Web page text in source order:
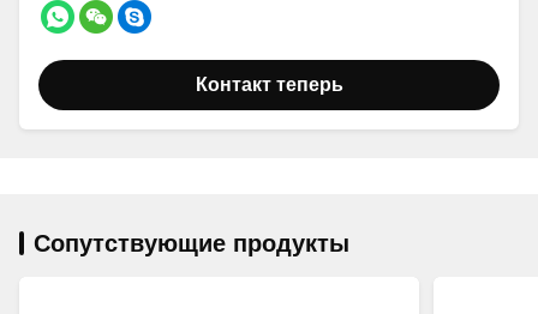
Контакт теперь
Сопутствующие продукты